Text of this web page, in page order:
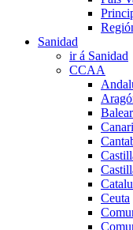
Sanidad
ir á Sanidad
CCAA
Ceuta